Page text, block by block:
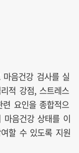
음건강 검사를 실
적 강점, 스트레스
요인을 종합적으
마음건강 상태를 이
할 수 있도록 지원